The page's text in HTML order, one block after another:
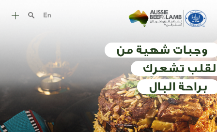
En
قصة اللحم الأسترالي
أروع وصفات اللحم الأسترالي
طرق الطهي
قطع اللحم
التغذية
وجبات شهية من
تشعرك
براحة البال